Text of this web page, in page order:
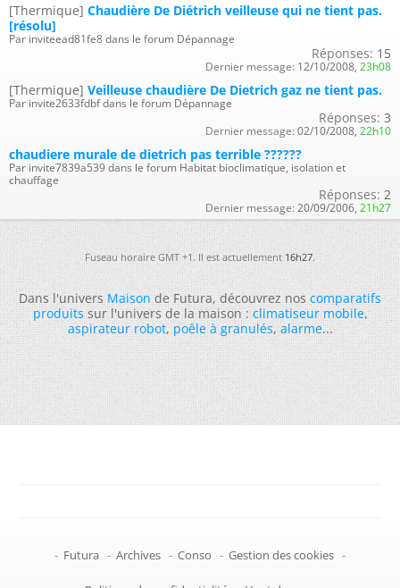
[Thermique] Chaudière De Diétrich veilleuse qui ne tient pas.
[résolu]
Par inviteead81fe8 dans le forum Dépannage
Réponses: 15
Dernier message: 12/10/2008, 23h08
[Thermique] Veilleuse chaudière De Dietrich gaz ne tient pas.
Par invite2633fdbf dans le forum Dépannage
Réponses: 3
Dernier message: 02/10/2008, 22h10
chaudiere murale de dietrich pas terrible ??????
Par invite7839a539 dans le forum Habitat bioclimatique, isolation et
chauffage
Réponses: 2
Dernier message: 20/09/2006, 21h27
Fuseau horaire GMT +1. Il est actuellement16h27.
Dans l'universMaisonde Futura, découvrez noscomparatifs
produitssur l'univers de la maison :climatiseur mobile,
aspirateur robot,poêle à granulés,alarme...
- Futura - Archives - Conso - Gestion des cookies -